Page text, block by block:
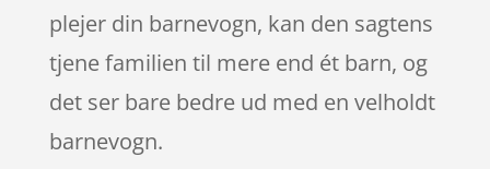
plejer din barnevogn, kan den sagtens
tjene familien til mere end ét barn, og
det ser bare bedre ud med en velholdt
barnevogn.